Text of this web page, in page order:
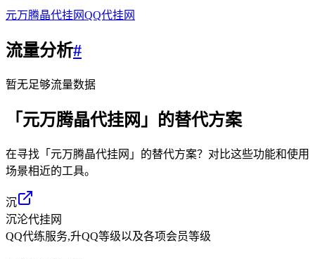
元万腾晶代挂网QQ代挂网
流量分析#
暂无足够流量数据
「 元万腾晶代挂网 」的替代方案
在寻找「 元万腾晶代挂网 」的替代方案？对比这些功能和使用
场景相近的工具。
沉
沉沦代挂网
QQ代练服务,升QQ等级以及各项会员等级